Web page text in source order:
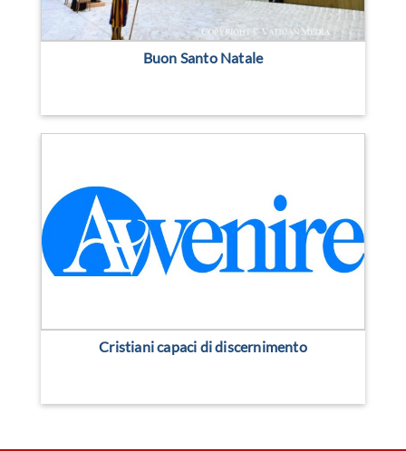
Buon Santo Natale
Cristiani capaci di discernimento